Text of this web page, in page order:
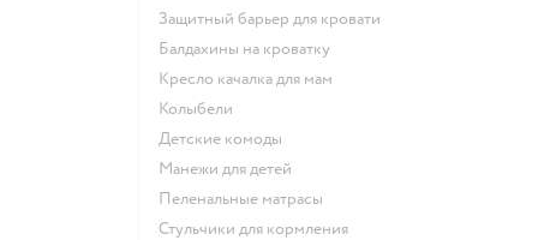
Защитный барьер для кровати
Балдахины на кроватку
Кресло качалка для мам
Колыбели
Детские комоды
Манежи для детей
Пеленальные матрасы
Стульчики для кормления